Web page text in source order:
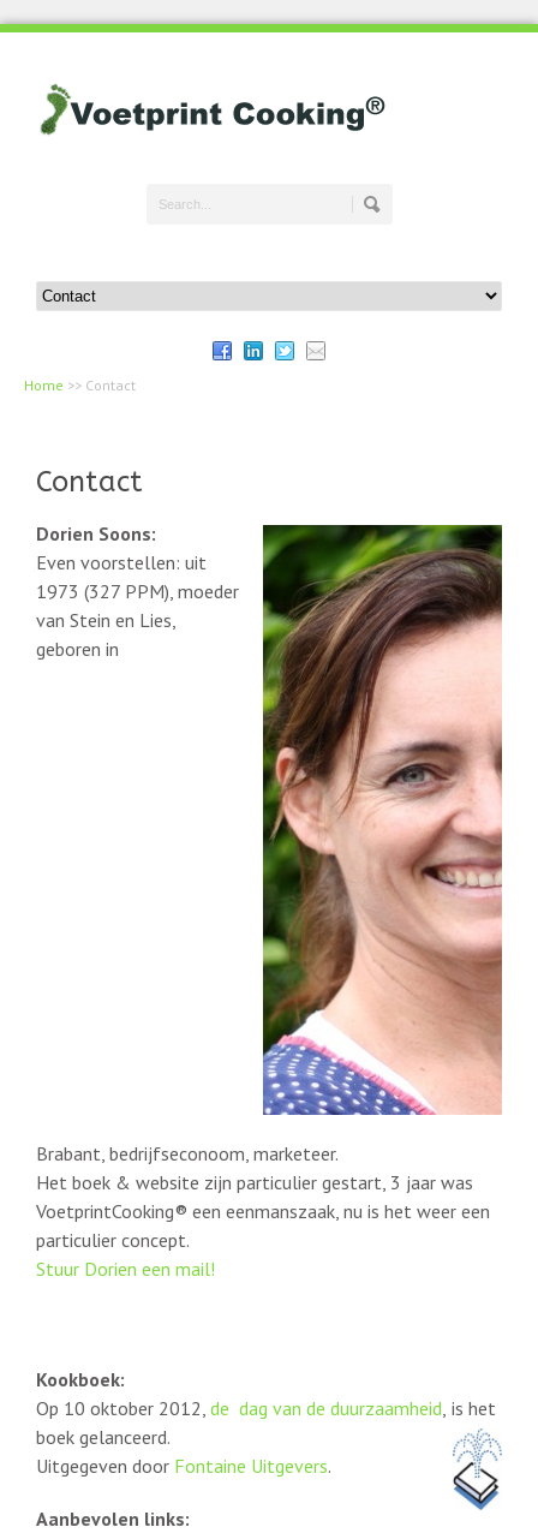
Home >> Contact
Contact
Dorien Soons:
Even voorstellen: uit
1973 (327 PPM), moeder
van Stein en Lies,
geboren in
Brabant, bedrijfseconoom, marketeer.
Het boek & website zijn particulier gestart, 3 jaar was
VoetprintCooking® een eenmanszaak, nu is het weer een
particulier concept.
Stuur Dorien een mail!
Kookboek:
Op 10 oktober 2012, de dag van de duurzaamheid, is het
boek gelanceerd.
Uitgegeven door Fontaine Uitgevers.
Aanbevolen links: